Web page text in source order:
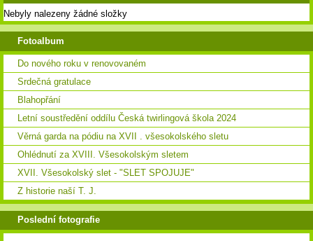
Nebyly nalezeny žádné složky
Fotoalbum
Do nového roku v renovovaném
Srdečná gratulace
Blahopřání
Letní soustředění oddílu Česká twirlingová škola 2024
Věrná garda na pódiu na XVII . všesokolského sletu
Ohlédnutí za XVIII. Všesokolským sletem
XVII. Všesokolský slet - "SLET SPOJUJE"
Z historie naší T. J.
Poslední fotografie